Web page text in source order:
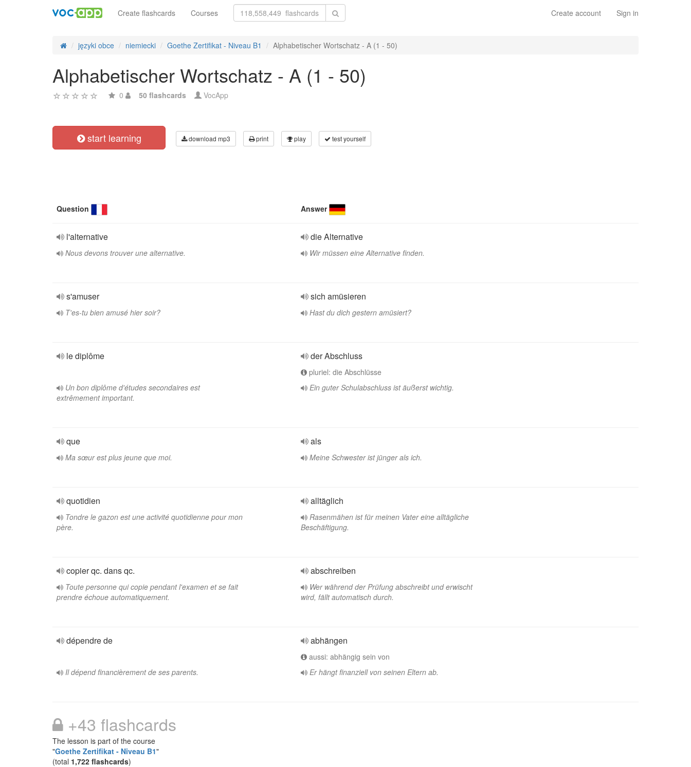
Create account Sign in
Create flashcards Courses
języki obce niemiecki Goethe Zertifikat - Niveau B1 Alphabetischer Wortschatz - A (1 - 50)
Alphabetischer Wortschatz - A (1 - 50)
0 50 flashcards VocApp
start learning download mp3 print play test yourself
Question Answer
l'alternative
Nous devons trouver une alternative.
die Alternative
Wir müssen eine Alternative finden.
s'amuser
T'es-tu bien amusé hier soir?
sich amüsieren
Hast du dich gestern amüsiert?
le diplôme
Un bon diplôme d'études secondaires est
extrêmement important.
der Abschluss
pluriel: die Abschlüsse
Ein guter Schulabschluss ist äußerst wichtig.
que
Ma sœur est plus jeune que moi.
als
Meine Schwester ist jünger als ich.
quotidien
Tondre le gazon est une activité quotidienne pour mon
père.
alltäglich
Rasenmähen ist für meinen Vater eine alltägliche
Beschäftigung.
copier qc. dans qc.
Toute personne qui copie pendant l'examen et se fait
prendre échoue automatiquement.
abschreiben
Wer während der Prüfung abschreibt und erwischt
wird, fällt automatisch durch.
dépendre de
Il dépend financièrement de ses parents.
abhängen
aussi: abhängig sein von
Er hängt finanziell von seinen Eltern ab.
+43 flashcards
The lesson is part of the course
"Goethe Zertifikat - Niveau B1"
(total 1,722 flashcards)